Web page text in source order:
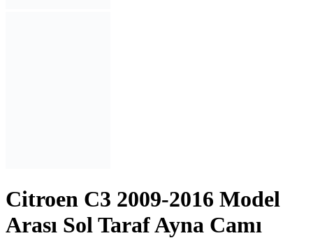
Citroen C3 2009-2016 Model
Arası Sol Taraf Ayna Camı